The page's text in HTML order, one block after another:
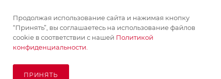
Продолжая использование сайта и нажимая кнопку
“Принять”, вы соглашаетесь на использование файлов
cookie в соответствии с нашей Политикой
конфиденциальности.
ПРИНЯТЬ